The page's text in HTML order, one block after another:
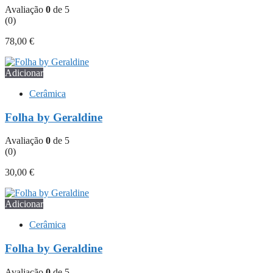
Avaliação 0 de 5
(0)
78,00 €
Adicionar
Cerâmica
Folha by Geraldine
Avaliação 0 de 5
(0)
30,00 €
Adicionar
Cerâmica
Folha by Geraldine